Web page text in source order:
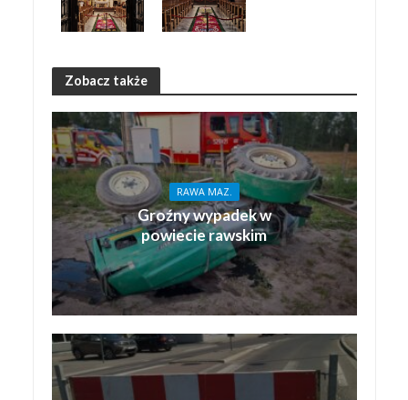
Zobacz także
RAWA MAZ.
Groźny wypadek w
powiecie rawskim